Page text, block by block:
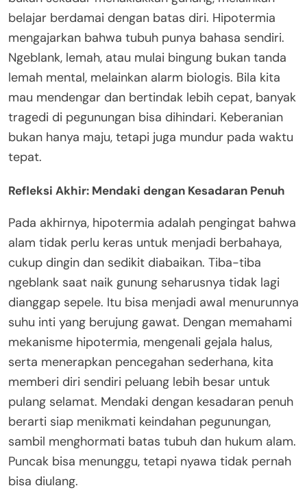
belajar berdamai dengan batas diri. Hipotermia
mengajarkan bahwa tubuh punya bahasa sendiri.
Ngeblank, lemah, atau mulai bingung bukan tanda
lemah mental, melainkan alarm biologis. Bila kita
mau mendengar dan bertindak lebih cepat, banyak
tragedi di pegunungan bisa dihindari. Keberanian
bukan hanya maju, tetapi juga mundur pada waktu
tepat.
Refleksi Akhir: Mendaki dengan Kesadaran Penuh
Pada akhirnya, hipotermia adalah pengingat bahwa
alam tidak perlu keras untuk menjadi berbahaya,
cukup dingin dan sedikit diabaikan. Tiba-tiba
ngeblank saat naik gunung seharusnya tidak lagi
dianggap sepele. Itu bisa menjadi awal menurunnya
suhu inti yang berujung gawat. Dengan memahami
mekanisme hipotermia, mengenali gejala halus,
serta menerapkan pencegahan sederhana, kita
memberi diri sendiri peluang lebih besar untuk
pulang selamat. Mendaki dengan kesadaran penuh
berarti siap menikmati keindahan pegunungan,
sambil menghormati batas tubuh dan hukum alam.
Puncak bisa menunggu, tetapi nyawa tidak pernah
bisa diulang.